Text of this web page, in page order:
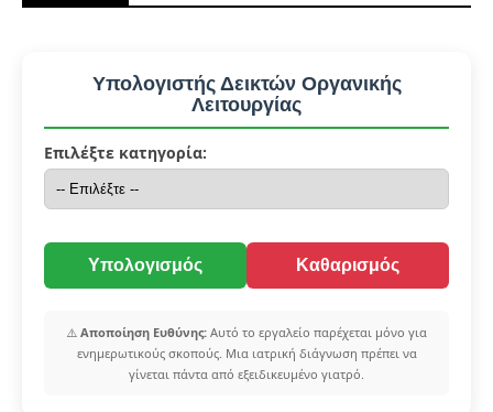
Υπολογιστής Δεικτών Οργανικής
Λειτουργίας
Επιλέξτε κατηγορία:
Υπολογισμός Καθαρισμός
⚠️ Αποποίηση Ευθύνης: Αυτό το εργαλείο παρέχεται μόνο για
ενημερωτικούς σκοπούς. Μια ιατρική διάγνωση πρέπει να
γίνεται πάντα από εξειδικευμένο γιατρό.